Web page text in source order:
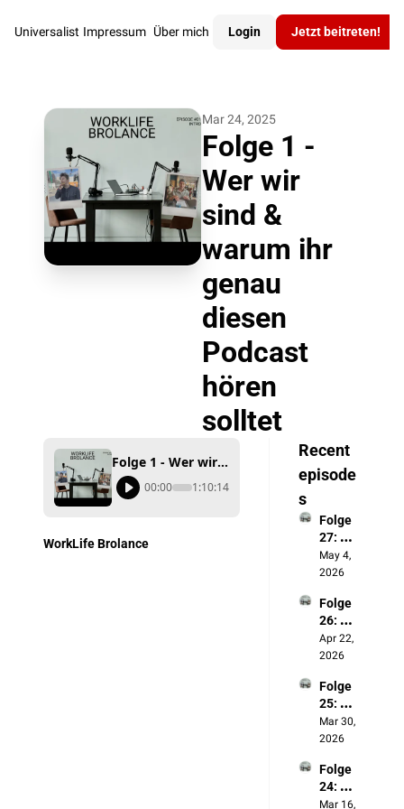
Universalist Impressum Über mich Login Jetzt beitreten!
Mar 24, 2025
Folge 1 -
Wer wir
sind &
warum ihr
genau
diesen
Podcast
hören
solltet
Folge 1 - Wer wir sind & warum ihr genau diesen Podcast hören solltet
00:00 1:10:14
WorkLife Brolance
Recent
episode
s
Folge
27:
Politik
verdro
it
May 4,
2026
Folge
26:
Was
wir
m 20-
jährige
n Ich
raten
Apr 22,
2026
Folge
25: 🪄
Harry
Potter
l (mit
Niklas)
Mar 30,
2026
Folge
24:
Social
Mar 16,